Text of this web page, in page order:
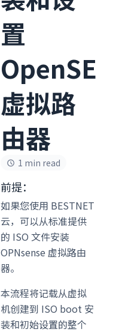
置
OpenSE
虚拟路
由器
1 min read
前提：
如果您使用 BESTNET
云，可以从标准提供
的 ISO 文件安装
OPNsense 虚拟路由
器。
本流程将记载从虚拟
机创建到 ISO boot 安
装和初始设置的整个